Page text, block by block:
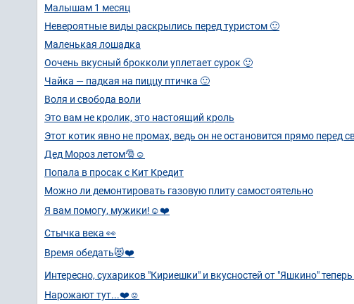
Малышам 1 месяц
Невероятные виды раскрылись перед туристом 🙂
Mаленькая лошадка
Оочень вкусный брокколи уплетает сурок 🙂
Чайка — падкая на пиццу птичка 🙂
Воля и свобода воли
Это вам не кролик, это настоящий кроль
Этот котик явно не промах, ведь он не остановится прямо перед
Дед Мороз летом🎅☺️
Попала в просак с Кит Кредит
Можно ли демонтировать газовую плиту самостоятельно
Я вам помогу, мужики!☺️❤️
Стычка века 👀
Время обедать😻❤️
Интересно, сухариков "Кириешки" и вкусностей от "Яшкино"
Нарожают тут...❤️☺️